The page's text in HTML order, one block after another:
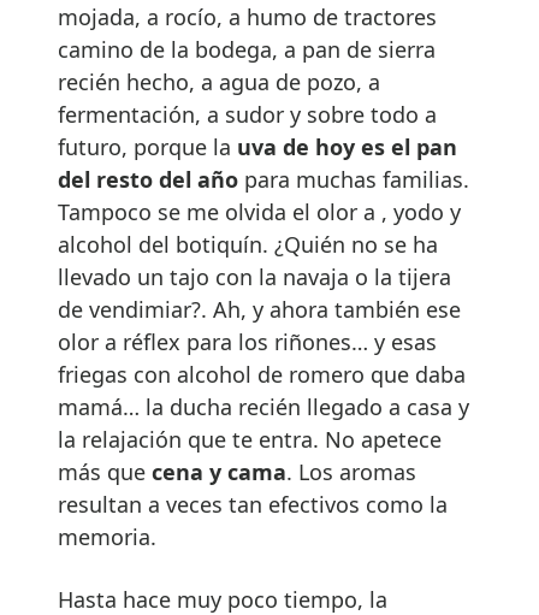
mojada, a rocío, a humo de tractores
camino de la bodega, a pan de sierra
recién hecho, a agua de pozo, a
fermentación, a sudor y sobre todo a
futuro, porque la uva de hoy es el pan
del resto del año para muchas familias.
Tampoco se me olvida el olor a , yodo y
alcohol del botiquín. ¿Quién no se ha
llevado un tajo con la navaja o la tijera
de vendimiar?. Ah, y ahora también ese
olor a réflex para los riñones… y esas
friegas con alcohol de romero que daba
mamá… la ducha recién llegado a casa y
la relajación que te entra. No apetece
más que cena y cama. Los aromas
resultan a veces tan efectivos como la
memoria.
Hasta hace muy poco tiempo, la